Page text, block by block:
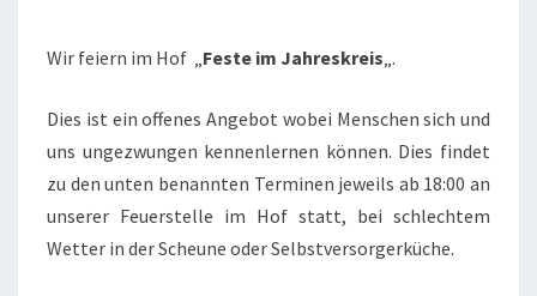
IM
Wir feiern im Hof „Feste im Jahreskreis„.
Dies ist ein offenes Angebot wobei Menschen sich und
uns ungezwungen kennenlernen können. Dies findet
zu den unten benannten Terminen jeweils ab 18:00 an
unserer Feuerstelle im Hof statt, bei schlechtem
Wetter in der Scheune oder Selbstversorgerküche.